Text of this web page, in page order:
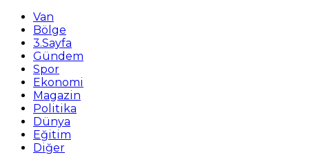
Van
Bölge
3.Sayfa
Gündem
Spor
Ekonomi
Magazin
Politika
Dünya
Eğitim
Diğer